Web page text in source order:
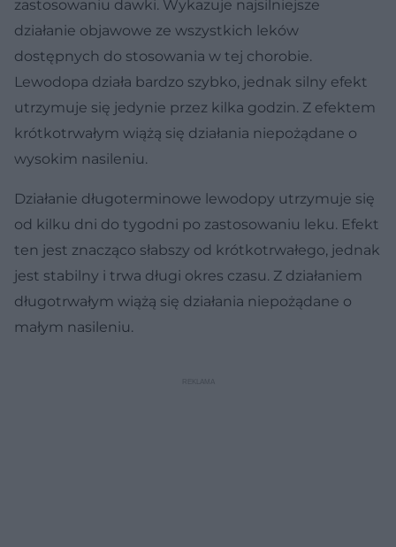
zastosowaniu dawki. Wykazuje najsilniejsze
działanie objawowe ze wszystkich leków
dostępnych do stosowania w tej chorobie.
Lewodopa działa bardzo szybko, jednak silny efekt
utrzymuje się jedynie przez kilka godzin. Z efektem
krótkotrwałym wiążą się działania niepożądane o
wysokim nasileniu.
Działanie długoterminowe lewodopy utrzymuje się
od kilku dni do tygodni po zastosowaniu leku. Efekt
ten jest znacząco słabszy od krótkotrwałego, jednak
jest stabilny i trwa długi okres czasu. Z działaniem
długotrwałym wiążą się działania niepożądane o
małym nasileniu.